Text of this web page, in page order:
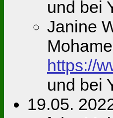
und bei
Janine
https://
und bei
19.05.